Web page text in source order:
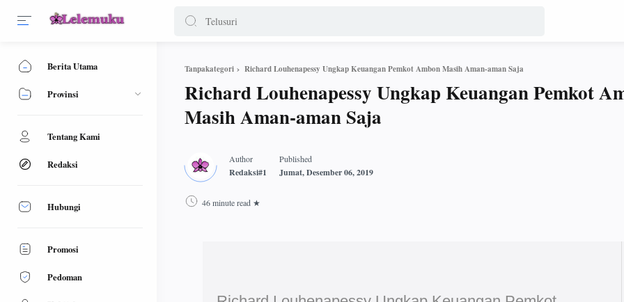
Tanpakategori Richard Louhenapessy Ungkap Keuangan Pemkot Ambon Masih Aman-aman Saja
Richard Louhenapessy Ungkap Keuangan Pemkot
Masih Aman-aman Saja
46 minute read
Berita Utama
Provinsi
Tentang Kami
Redaksi
Hubungi
Promosi
Pedoman